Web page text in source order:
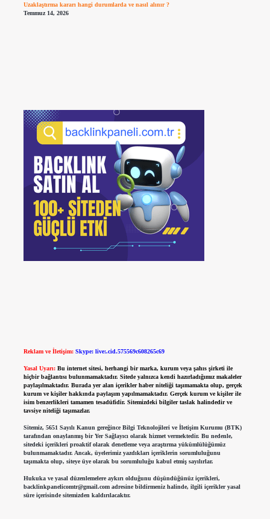
Uzaklaştırma kararı hangi durumlarda ve nasıl alınır ?
Temmuz 14, 2026
Reklam ve İletişim: Skype: live:.cid.575569c608265c69
Yasal Uyarı: Bu internet sitesi, herhangi bir marka, kurum veya şahıs şirketi ile
hiçbir bağlantısı bulunmamaktadır. Sitede yalnızca kendi hazırladığımız makaleler
paylaşılmaktadır. Burada yer alan içerikler haber niteliği taşımamakta olup, gerçek
kurum ve kişiler hakkında paylaşım yapılmamaktadır. Gerçek kurum ve kişiler ile
isim benzerlikleri tamamen tesadüfidir. Sitemizdeki bilgiler taslak halindedir ve
tavsiye niteliği taşımazlar.
Sitemiz, 5651 Sayılı Kanun gereğince Bilgi Teknolojileri ve İletişim Kurumu (BTK)
tarafından onaylanmış bir Yer Sağlayıcı olarak hizmet vermektedir. Bu nedenle,
sitedeki içerikleri proaktif olarak denetleme veya araştırma yükümlülüğümüz
bulunmamaktadır. Ancak, üyelerimiz yazdıkları içeriklerin sorumluluğunu
taşımakta olup, siteye üye olarak bu sorumluluğu kabul etmiş sayılırlar.
Hukuka ve yasal düzenlemelere aykırı olduğunu düşündüğünüz içerikleri,
backlinkpanelicomtr@gmail.comadresine bildirmeniz halinde, ilgili içerikler yasal
süre içerisinde sitemizden kaldırılacaktır.